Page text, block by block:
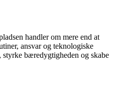
handler om mere end at
ansvar og teknologiske
bæredygtigheden og skabe